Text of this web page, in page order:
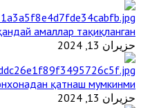
амаллар тақиқланган?
حزيران 13, 2024
қатнаш мумкинми ?
حزيران 13, 2024